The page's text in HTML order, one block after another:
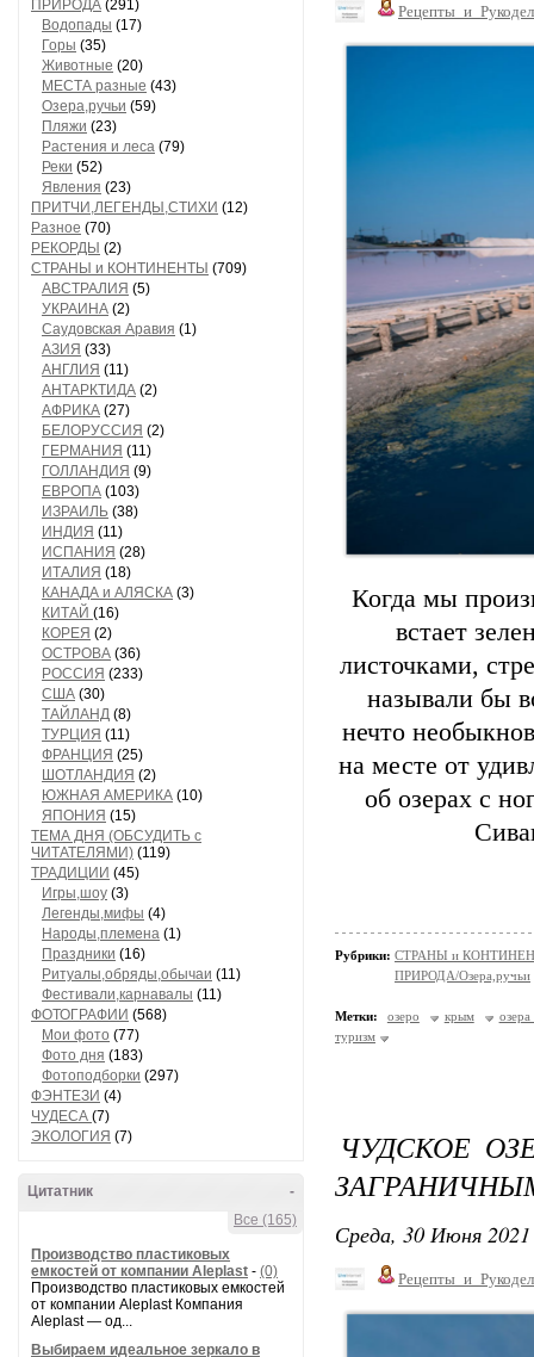
ПРИРОДА (291)
Водопады (17)
Горы (35)
Животные (20)
МЕСТА разные (43)
Озера,ручьи (59)
Пляжи (23)
Растения и леса (79)
Реки (52)
Явления (23)
ПРИТЧИ,ЛЕГЕНДЫ,СТИХИ (12)
Разное (70)
РЕКОРДЫ (2)
СТРАНЫ и КОНТИНЕНТЫ (709)
АВСТРАЛИЯ (5)
УКРАИНА (2)
Саудовская Аравия (1)
АЗИЯ (33)
АНГЛИЯ (11)
АНТАРКТИДА (2)
АФРИКА (27)
БЕЛОРУССИЯ (2)
ГЕРМАНИЯ (11)
ГОЛЛАНДИЯ (9)
ЕВРОПА (103)
ИЗРАИЛЬ (38)
ИНДИЯ (11)
ИСПАНИЯ (28)
ИТАЛИЯ (18)
КАНАДА и АЛЯСКА (3)
КИТАЙ (16)
КОРЕЯ (2)
ОСТРОВА (36)
РОССИЯ (233)
США (30)
ТАЙЛАНД (8)
ТУРЦИЯ (11)
ФРАНЦИЯ (25)
ШОТЛАНДИЯ (2)
ЮЖНАЯ АМЕРИКА (10)
ЯПОНИЯ (15)
ТЕМА ДНЯ (ОБСУДИТЬ с
ЧИТАТЕЛЯМИ) (119)
ТРАДИЦИИ (45)
Игры,шоу (3)
Легенды,мифы (4)
Народы,племена (1)
Праздники (16)
Ритуалы,обряды,обычаи (11)
Фестивали,карнавалы (11)
ФОТОГРАФИИ (568)
Мои фото (77)
Фото дня (183)
Фотоподборки (297)
ФЭНТЕЗИ (4)
ЧУДЕСА (7)
ЭКОЛОГИЯ (7)
-
Цитатник
Все (165)
Производство пластиковых
емкостей от компании Aleplast - (0)
Производство пластиковых емкостей
от компании Aleplast Компания
Aleplast — од...
Выбираем идеальное зеркало в
Когда мы
встает
листочками,
называли бы
нечто
на месте от
об озерах с
Рубрики: СТРАНЫ и
ПРИРОДА/Озера,ручьи
Метки: озеро крым
туризм
ЧУДСКОЕ
Среда, 30 Июня